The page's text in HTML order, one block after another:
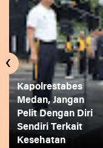
Kapolrestabes
Medan, Jangan
Pelit Dengan Diri
Sendiri Terkait
Kesehatan
‹